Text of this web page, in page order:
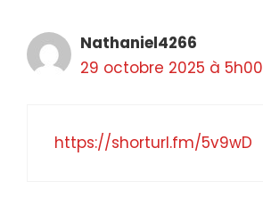
Nathaniel4266
29 octobre 2025 à 5h00
https://shorturl.fm/5v9wD